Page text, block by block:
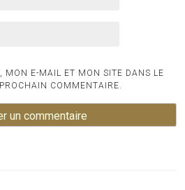
MON E-MAIL ET MON SITE DANS LE
COMMENTAIRE.